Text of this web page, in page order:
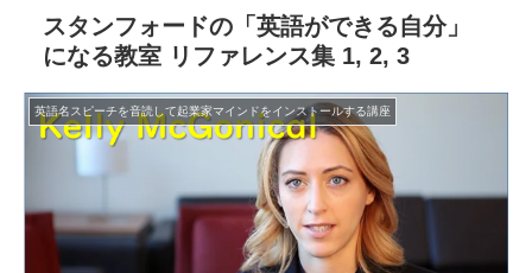
スタンフォードの「英語ができる自分」
になる教室 リファレンス集 1, 2, 3
英語名スピーチを音読して起業家マインドをインストールする講座